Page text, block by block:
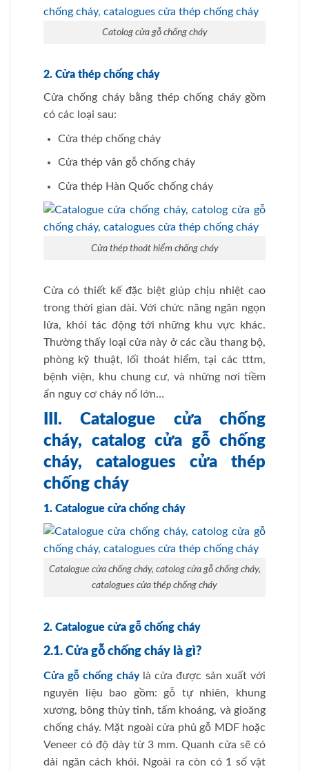
Catolog cửa gỗ chống cháy
2. Cửa thép chống cháy
Cửa chống cháy bằng thép chống cháy gồm
có các loại sau:
Cửa thép chống cháy
Cửa thép vân gỗ chống cháy
Cửa thép Hàn Quốc chống cháy
Cửa thép thoát hiểm chống cháy
Cửa có thiết kế đặc biệt giúp chịu nhiệt cao
trong thời gian dài. Với chức năng ngăn ngọn
lửa, khói tác động tới những khu vực khác.
Thường thấy loại cửa này ở các cầu thang bộ,
phòng kỹ thuật, lối thoát hiểm, tại các tttm,
bệnh viện, khu chung cư, và những nơi tiềm
ẩn nguy cơ cháy nổ lớn…
III. Catalogue cửa chống
cháy, catalog cửa gỗ chống
cháy, catalogues cửa thép
chống cháy
1. Catalogue cửa chống cháy
Catalogue cửa chống cháy, catolog cửa gỗ chống cháy,
catalogues cửa thép chống cháy
2. Catalogue cửa gỗ chống cháy
2.1. Cửa gỗ chống cháy là gì?
Cửa gỗ chống cháylà cửa được sản xuất với
nguyên liệu bao gồm: gỗ tự nhiên, khung
xương, bông thủy tinh, tấm khoáng, và gioăng
chống cháy. Mặt ngoài cửa phủ gỗ MDF hoặc
Veneer có độ dày từ 3 mm. Quanh cửa sẽ có
dải ngăn cách khói. Ngoài ra còn có 1 số vật